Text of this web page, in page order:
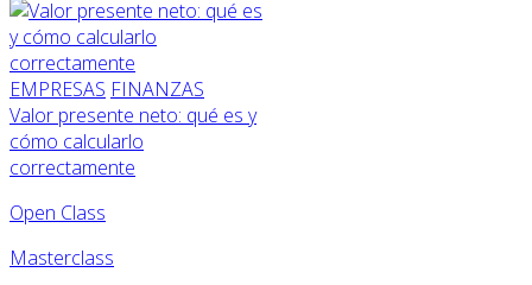
EMPRESAS FINANZAS
Valor presente neto: qué es y
cómo calcularlo
correctamente
Open Class
Masterclass